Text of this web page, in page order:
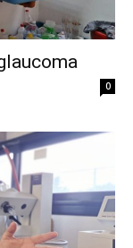
0